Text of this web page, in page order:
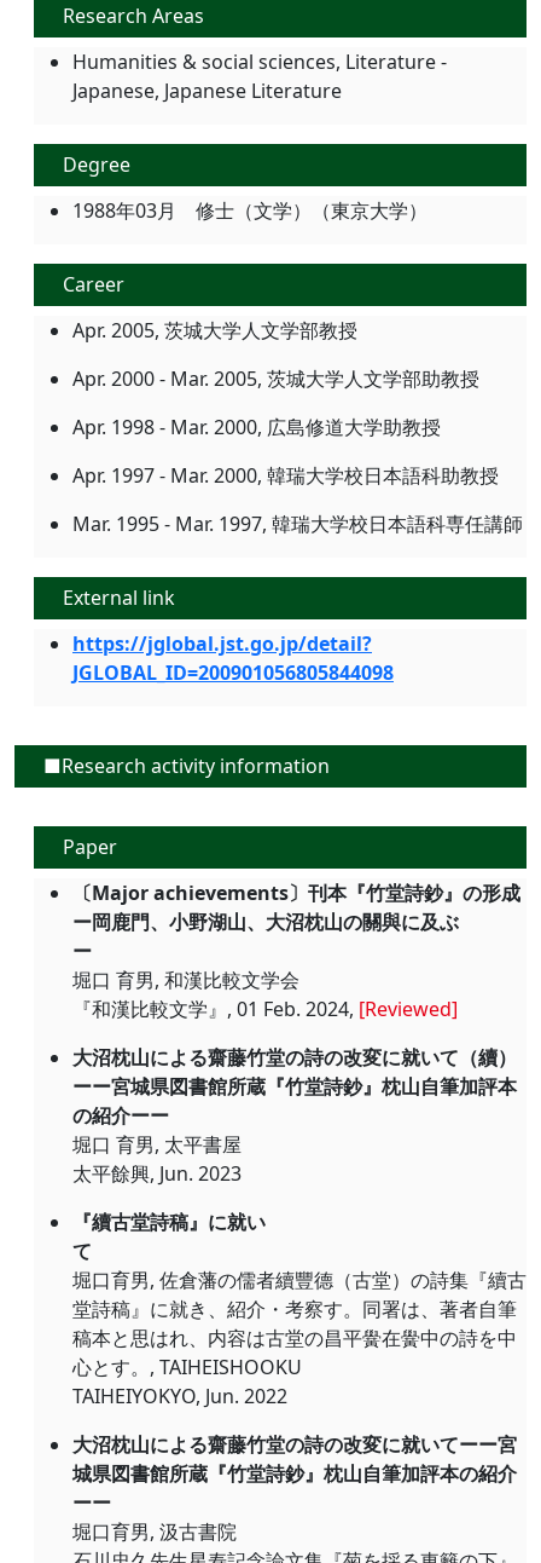
Research Areas
Humanities & social sciences, Literature -
Japanese, Japanese Literature
Degree
1988年03月 修士（文学）（東京大学）
Career
Apr. 2005, 茨城大学人文学部教授
Apr. 2000 - Mar. 2005, 茨城大学人文学部助教授
Apr. 1998 - Mar. 2000, 広島修道大学助教授
Apr. 1997 - Mar. 2000, 韓瑞大学校日本語科助教授
Mar. 1995 - Mar. 1997, 韓瑞大学校日本語科専任講師
External link
https://jglobal.jst.go.jp/detail?
JGLOBAL_ID=200901056805844098
■Research activity information
Paper
〔Major achievements〕刊本『竹堂詩鈔』の形成
ー岡鹿門、小野湖山、大沼枕山の關與に及ぶ
ー
堀口 育男, 和漢比較文学会
『和漢比較文学』, 01 Feb. 2024, [Reviewed]
大沼枕山による齋藤竹堂の詩の改変に就いて（續）
ーー宮城県図書館所蔵『竹堂詩鈔』枕山自筆加評本
の紹介ーー
堀口 育男, 太平書屋
太平餘興, Jun. 2023
『續古堂詩稿』に就い
て
堀口育男, 佐倉藩の儒者續豐德（古堂）の詩集『續古
堂詩稿』に就き、紹介・考察す。同署は、著者自筆
稿本と思はれ、内容は古堂の昌平黌在黌中の詩を中
心とす。, TAIHEISHOOKU
TAIHEIYOKYO, Jun. 2022
大沼枕山による齋藤竹堂の詩の改変に就いてーー宮
城県図書館所蔵『竹堂詩鈔』枕山自筆加評本の紹介
ーー
堀口育男, 汲古書院